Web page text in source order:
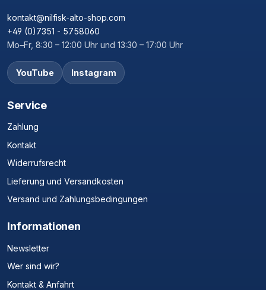
kontakt@nilfisk-alto-shop.com
+49 (0)7351 - 5758060
Mo–Fr, 8:30 – 12:00 Uhr und 13:30 – 17:00 Uhr
YouTube Instagram
Service
Zahlung
Kontakt
Widerrufsrecht
Lieferung und Versandkosten
Versand und Zahlungsbedingungen
Informationen
Newsletter
Wer sind wir?
Kontakt & Anfahrt